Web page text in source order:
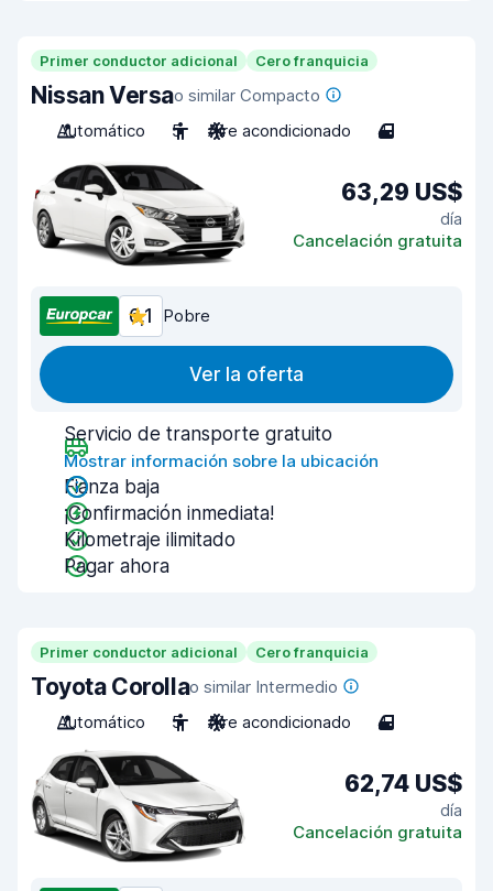
Primer conductor adicional Cero franquicia
Nissan Versao similar Compacto
Automático
5 Aire acondicionado 4
63,29 US$
día
Cancelación gratuita
6,1 Pobre
Ver la oferta
Servicio de transporte gratuito
Mostrar información sobre la ubicación
Fianza baja
¡Confirmación inmediata!
Kilometraje ilimitado
Pagar ahora
Primer conductor adicional Cero franquicia
Toyota Corollao similar Intermedio
Automático
5 Aire acondicionado 4
62,74 US$
día
Cancelación gratuita